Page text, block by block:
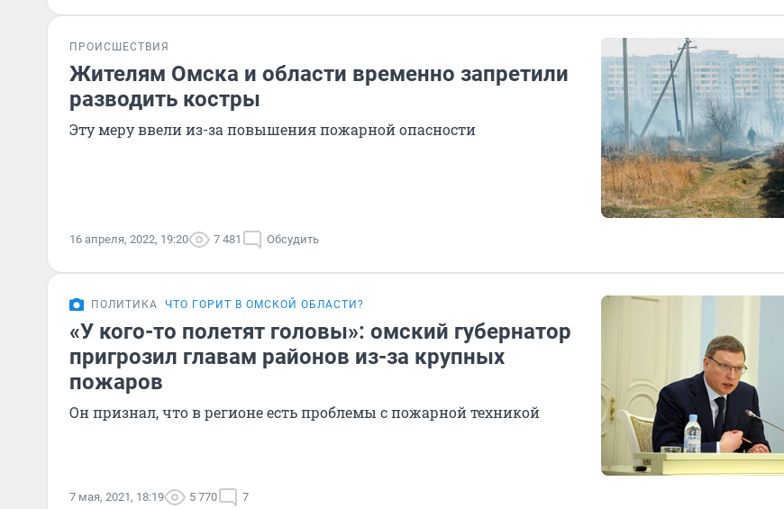
ПРОИСШЕСТВИЯ
Жителям Омска и области временно запретили
разводить костры
Эту меру ввели из-за повышения пожарной опасности
16 апреля, 2022, 19:20 7 481 Обсудить
ПОЛИТИКА ЧТО ГОРИТ В ОМСКОЙ ОБЛАСТИ?
«У кого-то полетят головы»: омский губернатор
пригрозил главам районов из-за крупных
пожаров
Он признал, что в регионе есть проблемы с пожарной техникой
7 мая, 2021, 18:19 5 770 7